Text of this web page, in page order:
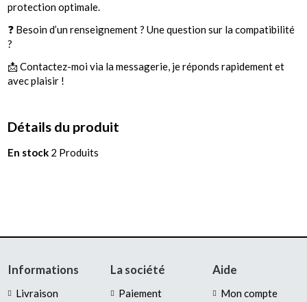
protection optimale.
❓ Besoin d’un renseignement ? Une question sur la compatibilité
?
📩 Contactez-moi via la messagerie, je réponds rapidement et
avec plaisir !
Détails du produit
En stock 2 Produits
Informations
Livraison
La société
Paiement
Aide
Mon compte